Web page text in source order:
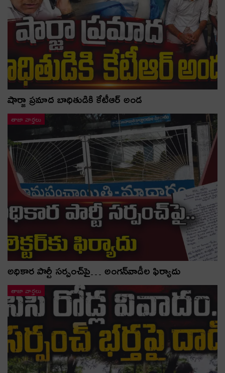
షార్జా ప్రమాద బాధితుడికి కేటీఆర్ అండ
తాజా వార్తలు
అధికార పార్టీ స‌ర్పంచ్‌పై… అంగ‌న్‌వాడీల ఫిర్యాదు
తాజా వార్తలు